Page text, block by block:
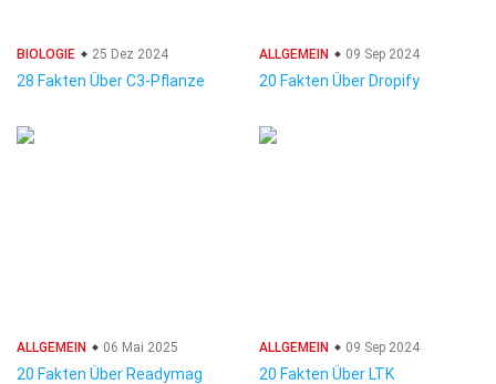
BIOLOGIE 25 Dez 2024
28 Fakten Über C3-Pflanze
ALLGEMEIN 09 Sep 2024
20 Fakten Über Dropify
ALLGEMEIN 06 Mai 2025
20 Fakten Über Readymag
ALLGEMEIN 09 Sep 2024
20 Fakten Über LTK